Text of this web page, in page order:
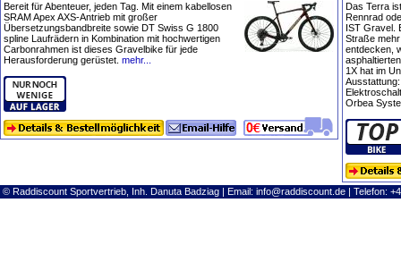
Bereit für Abenteuer, jeden Tag. Mit einem kabellosen
SRAM Apex AXS-Antrieb mit großer
Übersetzungsbandbreite sowie DT Swiss G 1800
spline Laufrädern in Kombination mit hochwertigen
Carbonrahmen ist dieses Gravelbike für jede
Herausforderung gerüstet. mehr...
Das Terra
Rennrad
IST Gravel.
Straße
entdecken,
1X hat im
Orbea
© Raddiscount Sportvertrieb, Inh. Danuta Badziag | Email: info@raddiscount.de | Telefon: